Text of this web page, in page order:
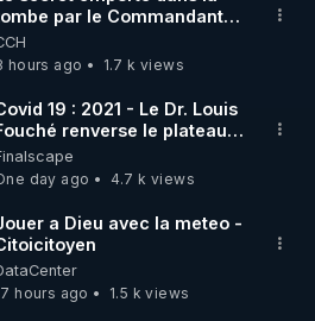
rdlr_thierrycasasnovas/
RGNR (stages,
SUR ODYSEE
par le Commandant
le 25 juin 1997
hours ago
1.7 k views
19 : 2021 - Le Dr. Louis
renverse le plateau
CNews !
day ago
4.7 k views
a Dieu avec la meteo -
hours ago
1.5 k views